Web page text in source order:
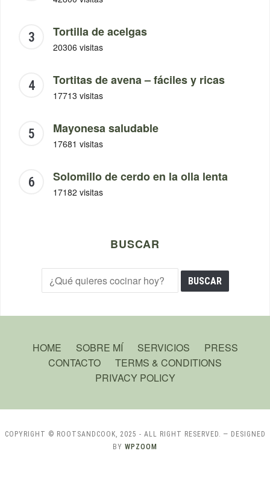
Tortilla de acelgas
20306 visitas
Tortitas de avena – fáciles y ricas
17713 visitas
Mayonesa saludable
17681 visitas
Solomillo de cerdo en la olla lenta
17182 visitas
BUSCAR
HOME SOBRE MÍ SERVICIOS
PRESS
CONTACTO
TERMS & CONDITIONS
PRIVACY POLICY
COPYRIGHT © ROOTSANDCOOK, 2025 - ALL RIGHT RESERVED. — DESIGNED
BY WPZOOM